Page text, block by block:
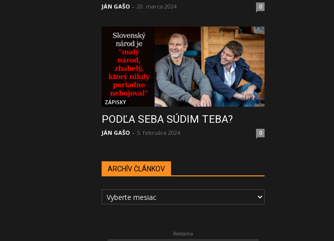
JÁN GAŠO - 20. marca 2024 0
ZÁPISKY
PODĽA SEBA SÚDIM TEBA?
JÁN GAŠO - 5. februára 2024 0
ARCHÍV ČLÁNKOV
ARCHÍV
ČLÁNKOV
Reklama